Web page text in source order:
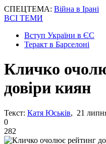
СПЕЦТЕМА: Війна в Ірані
ВСІ ТЕМИ
Вступ України в ЄС
Теракт в Барселоні
Кличко
довіри киян
Текст: Катя Юськів, 21
0
282